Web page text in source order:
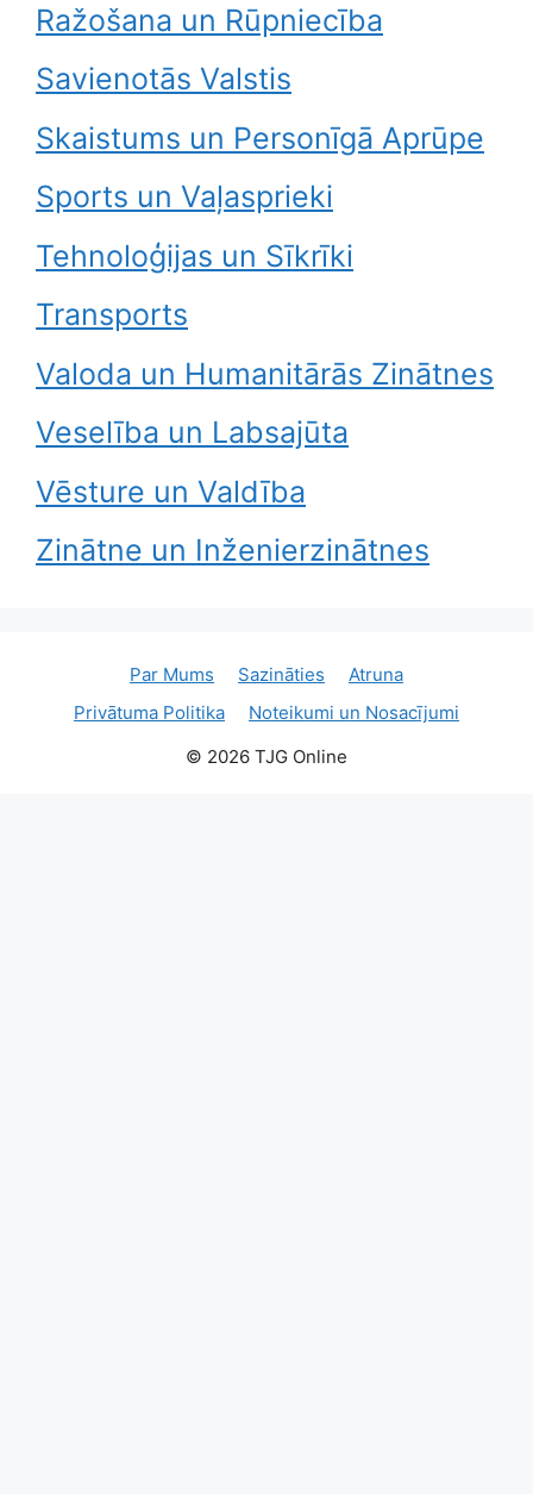
Ražošana un Rūpniecība
Savienotās Valstis
Skaistums un Personīgā Aprūpe
Sports un Vaļasprieki
Tehnoloģijas un Sīkrīki
Transports
Valoda un Humanitārās Zinātnes
Veselība un Labsajūta
Vēsture un Valdība
Zinātne un Inženierzinātnes
Par Mums Sazināties
Atruna
Privātuma Politika
Noteikumi un Nosacījumi
© 2026 TJG Online